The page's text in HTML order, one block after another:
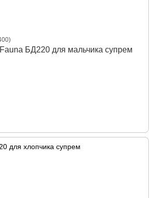
БД220 для мальчика супрем